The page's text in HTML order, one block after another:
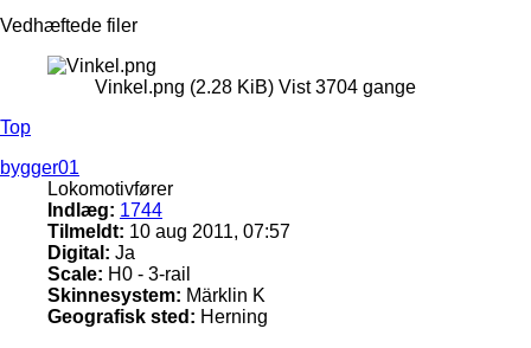
Vedhæftede filer
Vinkel.png (2.28 KiB) Vist 3704 gange
Top
bygger01
Lokomotivfører
Indlæg: 1744
Tilmeldt: 10 aug 2011, 07:57
Digital: Ja
Scale: H0 - 3-rail
Skinnesystem: Märklin K
Geografisk sted: Herning